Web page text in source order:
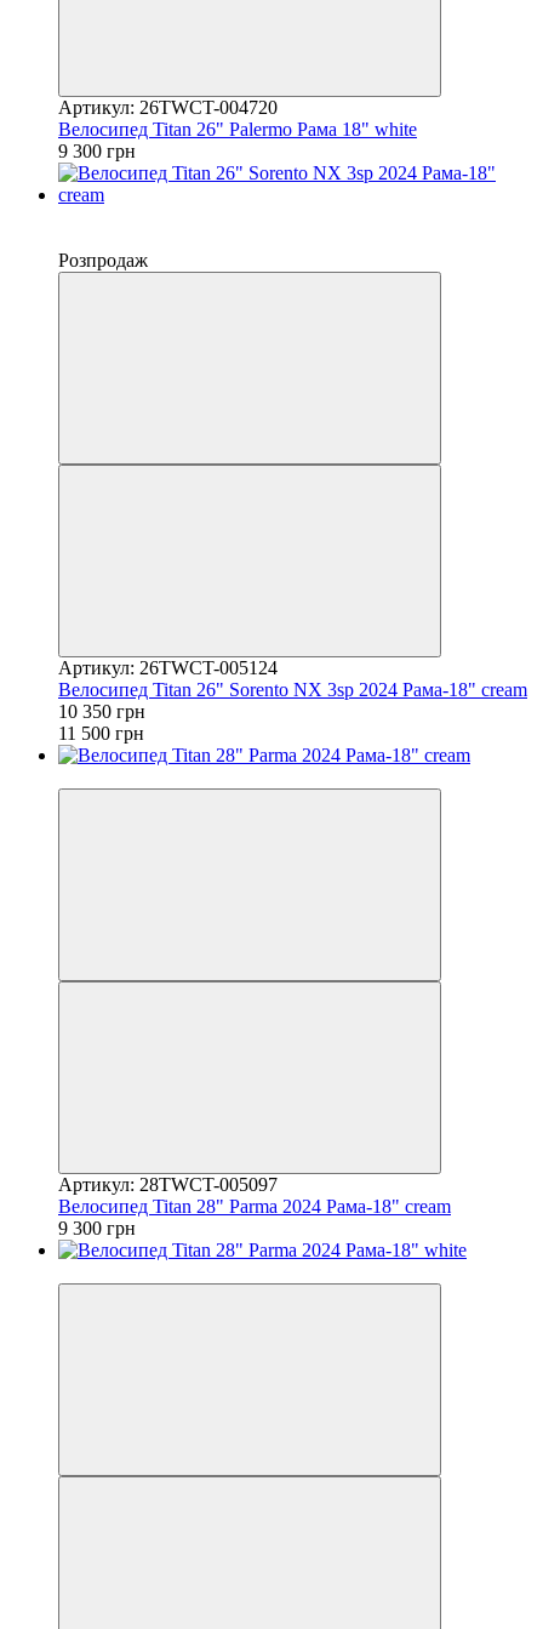
Артикул: 26TWCT-004720
Велосипед Titan 26" Palermo Рама 18" white
9 300 грн
Розпродаж
Артикул: 26TWCT-005124
Велосипед Titan 26" Sorento NX 3sp 2024 Рама-18" cream
10 350 грн
11 500 грн
Артикул: 28TWCT-005097
Велосипед Titan 28" Parma 2024 Рама-18" cream
9 300 грн